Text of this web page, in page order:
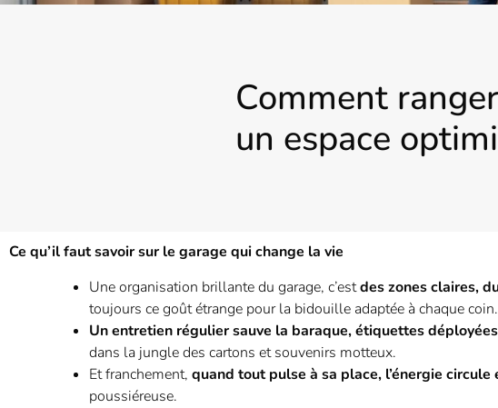
Comment
un espace
Ce qu’il faut savoir sur le garage qui change la vie
Une organisation brillante du garage, c’estdes zones claires,
toujours ce goût étrange pour la bidouille adaptée à chaque coin.
Un entretien régulier sauve la baraque, étiquettes
dans la jungle des cartons et souvenirs motteux.
Et franchement, quand tout pulse à sa place, l’énergie circule
poussiéreuse.